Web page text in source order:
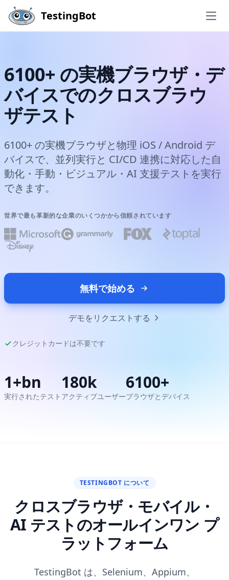
Skip to main content
TestingBot
6100+ の実機ブラウザ・デ
バイスでのクロスブラウ
ザテスト
6100+ の実機ブラウザと物理 iOS / Android デ
バイスで、並列実行と CI/CD 連携に対応した自
動化・手動・ビジュアル・AI 支援テストを実行
できます。
世界で最も革新的な企業のいくつかから信頼されています
無料で始める
デモをリクエストする
クレジットカードは不要です
1+bn
実行されたテスト
180k
アクティブユーザー
6100+
ブラウザとデバイス
TESTINGBOT について
クロスブラウザ・モバイル・
AI テストのオールインワン プ
ラットフォーム
TestingBot は、Selenium、Appium、